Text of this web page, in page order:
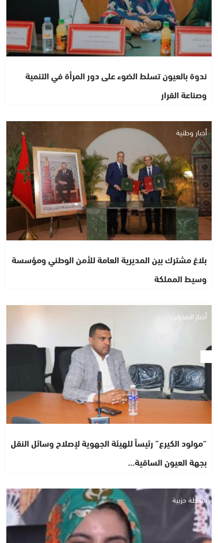
ندوة بالعيون تسلط الضوء على دور المرأة في التنمية
وصناعة القرار
أخبار وطنية
بلاغ مشترك بين المديرية العامة للأمن الوطني ومؤسسة
وسيط المملكة
أخبار الصحراء
“مولود الكيرع” رئيساً للهيئة الجهوية لإصلاح وسائل النقل
بجهة العيون الساقية…
أنشطة حزبية